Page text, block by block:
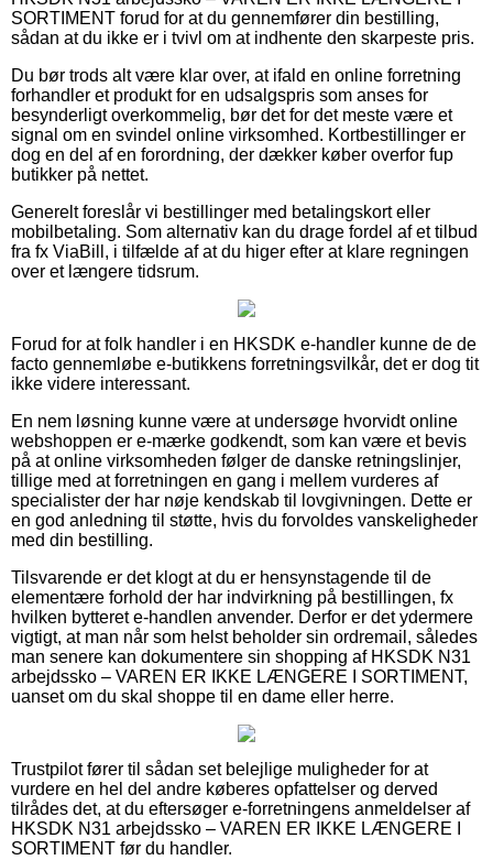
SORTIMENT forud for at du gennemfører din bestilling,
sådan at du ikke er i tvivl om at indhente den skarpeste pris.
Du bør trods alt være klar over, at ifald en online forretning
forhandler et produkt for en udsalgspris som anses for
besynderligt overkommelig, bør det for det meste være et
signal om en svindel online virksomhed. Kortbestillinger er
dog en del af en forordning, der dækker køber overfor fup
butikker på nettet.
Generelt foreslår vi bestillinger med betalingskort eller
mobilbetaling. Som alternativ kan du drage fordel af et tilbud
fra fx ViaBill, i tilfælde af at du higer efter at klare regningen
over et længere tidsrum.
Forud for at folk handler i en HKSDK e-handler kunne de de
facto gennemløbe e-butikkens forretningsvilkår, det er dog tit
ikke videre interessant.
En nem løsning kunne være at undersøge hvorvidt online
webshoppen er e-mærke godkendt, som kan være et bevis
på at online virksomheden følger de danske retningslinjer,
tillige med at forretningen en gang i mellem vurderes af
specialister der har nøje kendskab til lovgivningen. Dette er
en god anledning til støtte, hvis du forvoldes vanskeligheder
med din bestilling.
Tilsvarende er det klogt at du er hensynstagende til de
elementære forhold der har indvirkning på bestillingen, fx
hvilken bytteret e-handlen anvender. Derfor er det ydermere
vigtigt, at man når som helst beholder sin ordremail, således
man senere kan dokumentere sin shopping af HKSDK N31
arbejdssko – VAREN ER IKKE LÆNGERE I SORTIMENT,
uanset om du skal shoppe til en dame eller herre.
Trustpilot fører til sådan set belejlige muligheder for at
vurdere en hel del andre køberes opfattelser og derved
tilrådes det, at du eftersøger e-forretningens anmeldelser af
HKSDK N31 arbejdssko – VAREN ER IKKE LÆNGERE I
SORTIMENT før du handler.